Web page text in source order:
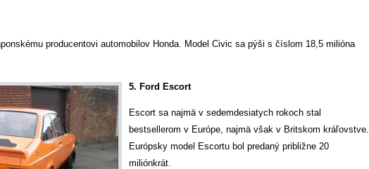
producentovi automobilov Honda. Model Civic sa pýši s číslom 18,5 milióna
5. Ford Escort
Escort sa najmä v sedemdesiatych rokoch stal
bestsellerom v Európe, najmä však v Britskom kráľovstve.
Európsky model Escortu bol predaný približne 20
miliónkrát.